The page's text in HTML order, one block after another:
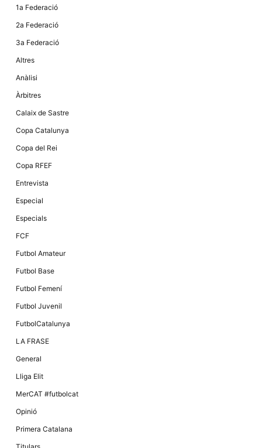
1a Federació
2a Federació
3a Federació
Altres
Anàlisi
Àrbitres
Calaix de Sastre
Copa Catalunya
Copa del Rei
Copa RFEF
Entrevista
Especial
Especials
FCF
Futbol Amateur
Futbol Base
Futbol Femení
Futbol Juvenil
FutbolCatalunya
LA FRASE
General
Lliga Elit
MerCAT #futbolcat
Opinió
Primera Catalana